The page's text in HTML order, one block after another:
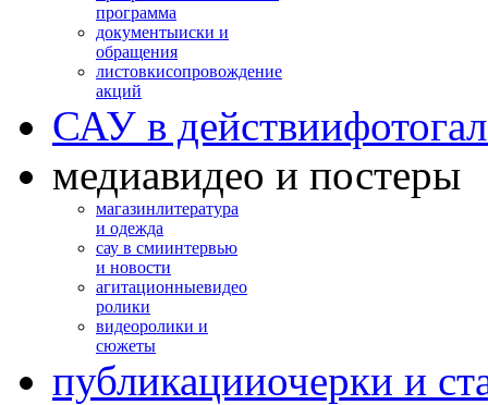
программа
документыиски и
обращения
листовкисопровождение
акций
САУ в действии
медиавидео и постеры
магазинлитература
и одежда
сау в смиинтервью
и новости
агитационныевидео
ролики
видеоролики и
сюжеты
публикацииочерки и